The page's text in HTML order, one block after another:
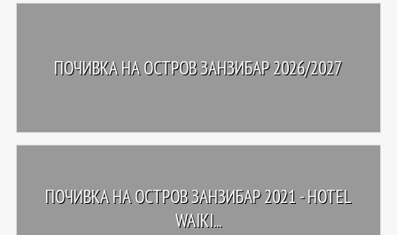
ПОЧИВКА НА ОСТРОВ ЗАНЗИБАР 2026/2027
ПОЧИВКА НА ОСТРОВ ЗАНЗИБАР 2021 - HOTEL
WAIKI...